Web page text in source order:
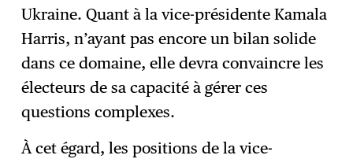
Ukraine. Quant à la vice-présidente Kamala
Harris, n’ayant pas encore un bilan solide
dans ce domaine, elle devra convaincre les
électeurs de sa capacité à gérer ces
questions complexes.
À cet égard, les positions de la vice-